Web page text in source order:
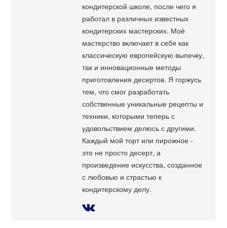
кондитерской школе, после чего я
работал в различных известных
кондитерских мастерских. Моё
мастерство включает в себя как
классическую европейскую выпечку,
так и инновационные методы
приготовления десертов. Я горжусь
тем, что смог разработать
собственные уникальные рецепты и
техники, которыми теперь с
удовольствием делюсь с другими.
Каждый мой торт или пирожное -
это не просто десерт, а
произведение искусства, созданное
с любовью и страстью к
кондитерскому делу.